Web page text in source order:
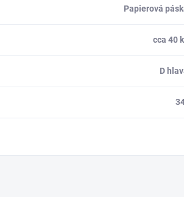
Papierová
cca 40
D